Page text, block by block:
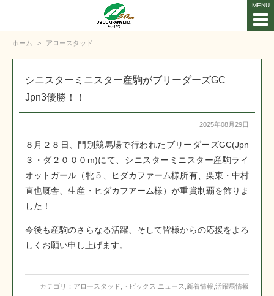
ホーム アロースタッド
シニスターミニスター産駒がブリーダーズGC
Jpn3優勝！！
2025年08月29日
８月２８日、門別競馬場で行われたブリーダーズGC(Jpn
３・ダ２０００m)にて、シニスターミニスター産駒ライ
オットガール（牝５、ヒダカファーム様所有、栗東・中村
直也厩舎、生産・ヒダカフアーム様）が重賞制覇を飾りま
した！
今後も産駒のさらなる活躍、そして皆様からの応援をよろ
しくお願い申し上げます。
カテゴリ： アロースタッド トピックス ニュース 新着情報 活躍馬情報